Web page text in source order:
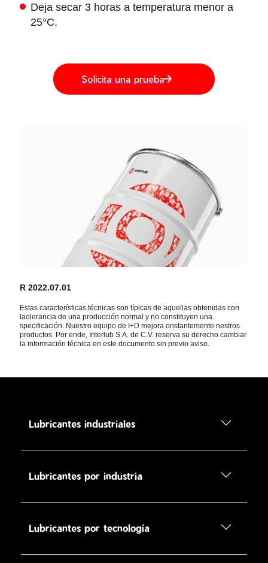
Deja secar 3 horas a temperatura menor a
25°C.
Solicita una prueba
R 2022.07.01
Estas características técnicas son típicas de aquellas obtenidas con
laolerancia de una producción normal y no constituyen una
specificación. Nuestro equipo de I+D mejora onstantemente nestros
productos. Por ende, Interlub S.A. de C.V. reserva su derecho cambiar
la información técnica en este documento sin previo aviso.
Lubricantes industriales
Lubricantes por industria
Lubricantes por tecnología